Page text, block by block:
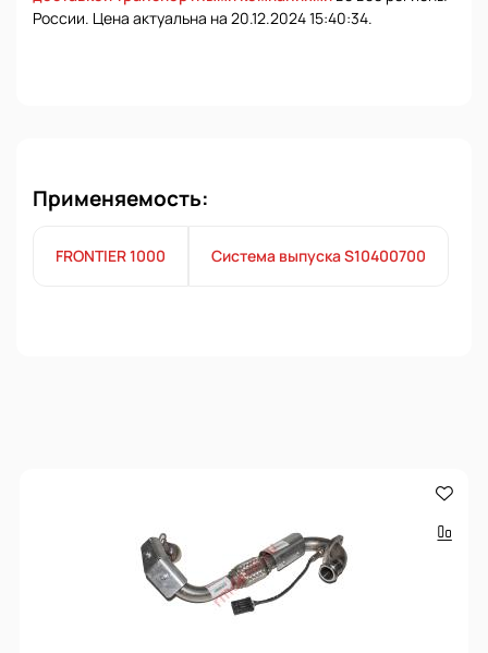
России. Цена актуальна на 20.12.2024 15:40:34.
Применяемость:
FRONTIER 1000 Система выпуска S10400700